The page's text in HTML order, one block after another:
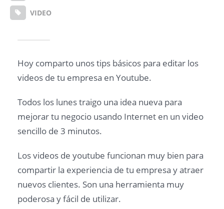
VIDEO
Hoy comparto unos tips básicos para editar los
videos de tu empresa en Youtube.
Todos los lunes traigo una idea nueva para
mejorar tu negocio usando Internet en un video
sencillo de 3 minutos.
Los videos de youtube funcionan muy bien para
compartir la experiencia de tu empresa y atraer
nuevos clientes. Son una herramienta muy
poderosa y fácil de utilizar.